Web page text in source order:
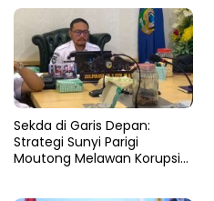
Sekda di Garis Depan:
Strategi Sunyi Parigi
Moutong Melawan Korupsi